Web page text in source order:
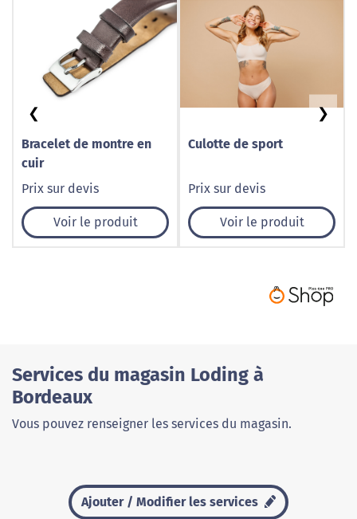
Bracelet de montre en
cuir
Prix sur devis
Voir le produit
Culotte de sport
Prix sur devis
Voir le produit
❮ ❯
Services du magasin Loding à
Bordeaux
Vous pouvez renseigner les services du magasin.
Ajouter / Modifier les services